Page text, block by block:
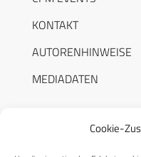
Cookie-
KONTAKT
AUTORENHINWEISE
MEDIADATEN